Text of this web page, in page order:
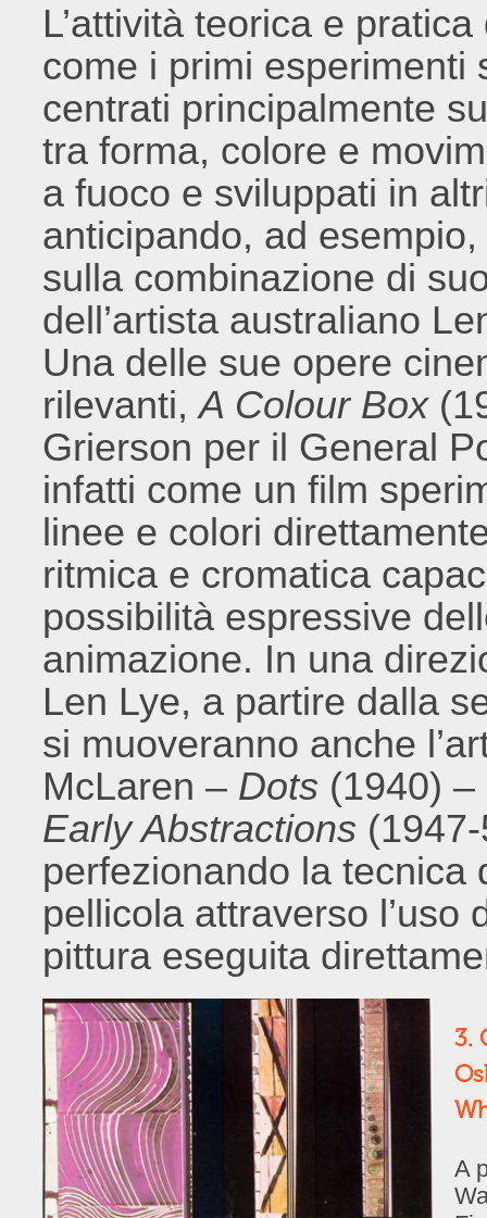
L’attività teorica e
come i primi esperimenti
centrati principalmente
tra forma, colore e
a fuoco e sviluppati in
anticipando, ad
sulla combinazione di
dell’artista australiano
Una delle sue opere
rilevanti,A Colour Box
Grierson per il General
infatti come un film
linee e colori
ritmica e cromatica
possibilità espressive
animazione. In una
Len Lye, a partire dalla
si muoveranno anche
McLaren – Dots (1940) –
Early Abstractions
perfezionando la tecnica
pellicola attraverso l’uso
pittura eseguita
3.
A